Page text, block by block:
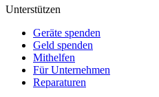
Unterstützen
Geräte spenden
Geld spenden
Mithelfen
Für Unternehmen
Reparaturen